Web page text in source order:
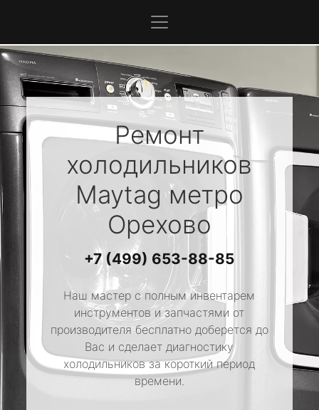
Ремонт
холодильников
Maytagметро
Орехово
+7 (499) 653-88-85
Наш мастер с полным инвентарем
инструментов и запчастями от
производителя бесплатно доберется до
Вас и сделает диагностику
холодильников за короткий период
времени.